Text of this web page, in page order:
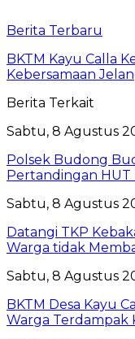
Berita Terbaru
BKTM Kayu Calla
Kebersamaan
Berita Terkait
Sabtu, 8 Agustus
Polsek Budong
Pertandingan HUT
Sabtu, 8 Agustus
Datangi TKP
Warga tidak
Sabtu, 8 Agustus
BKTM Desa Kayu
Warga Terdampak